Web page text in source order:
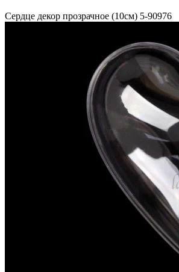
Сердце декор прозрачное (10см) 5-90976